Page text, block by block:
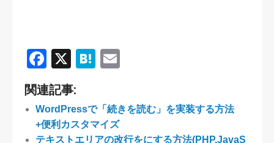
F
a
c
e
b
X
H
n
a
関連記事:
WordPressで「続きを読む」を実装する方法
+便利カスタマイズ
テキストエリアの改行をにする方法(PHP,JavaS